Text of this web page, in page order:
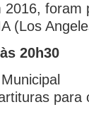
2016, foram
(Los
20h30
para